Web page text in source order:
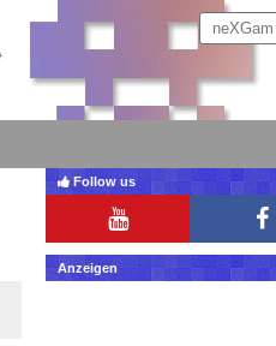
Follow us
Anzeigen